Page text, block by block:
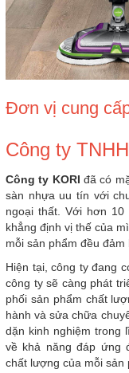
Đơn vị cung
Công ty
Công ty KORI đã có
sàn nhựa uu tín với
ngoại thất. Với hơn 10
khẳng định vị thế của
mỗi sản phẩm đều đảm
Hiện tại, công ty đang
công ty sẽ càng phát
phối sản phẩm chất
hành và sửa chữa
dặn kinh nghiệm trong
về khả năng đáp ứng
chất lượng của mỗi sản